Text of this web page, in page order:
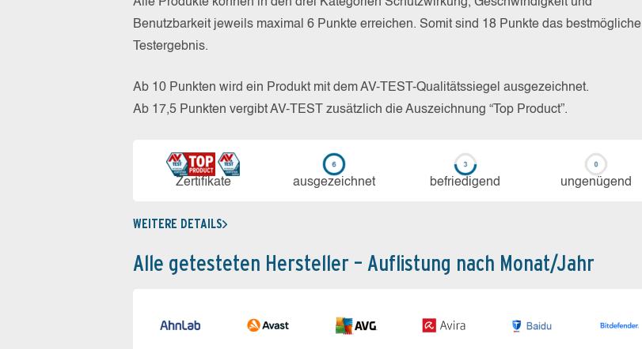
Benutzbarkeit jeweils maximal 6 Punkte erreichen. Somit sind 18 Punkte das bestmögliche
Testergebnis.
Ab 10 Punkten wird ein Produkt mit dem AV-TEST-Qualitätssiegel ausgezeichnet.
Ab 17,5 Punkten vergibt AV-TEST zusätzlich die Auszeichnung “Top Product”.
Zerti­fikate aus­ge­zeich­net be­frie­di­gend un­ge­nü­gend
WEITERE DETAILS
Alle getesteten Hersteller – Auflistung nach Monat/Jahr